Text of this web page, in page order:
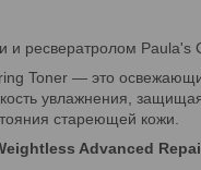
и ресвератролом
Toner — это
увлажнения,
стареющей кожи.
Advanced